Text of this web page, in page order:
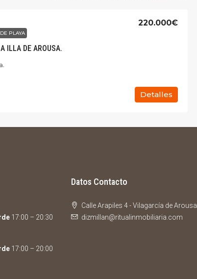
PLAYA
ILLA DE AROUSA.
220.000€
Detalles
17:00 – 20:30
17:00 – 20:00
Datos Contacto
Calle Arapiles 4 - Vilagarcía de Arousa
dizmillan@ritualinmobiliaria.com